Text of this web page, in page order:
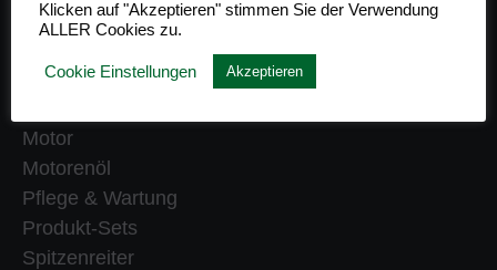
Getriebe
Klassiker
Motor
Motorenöl
Pflege & Wartung
Produkt-Sets
Spitzenreiter
Klicken auf "Akzeptieren" stimmen Sie der Verwendung
ALLER Cookies zu.
Cookie Einstellungen Akzeptieren